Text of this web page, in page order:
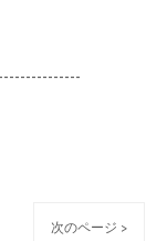
次のページ >